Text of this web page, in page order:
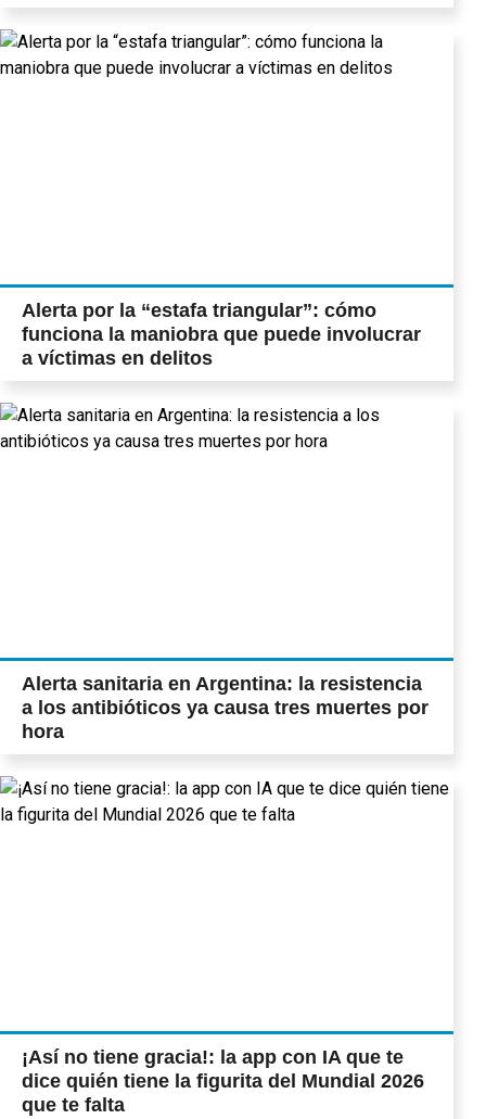
Alerta por la “estafa triangular”: cómo
funciona la maniobra que puede involucrar
a víctimas en delitos
Alerta sanitaria en Argentina: la resistencia
a los antibióticos ya causa tres muertes por
hora
¡Así no tiene gracia!: la app con IA que te
dice quién tiene la figurita del Mundial 2026
que te falta